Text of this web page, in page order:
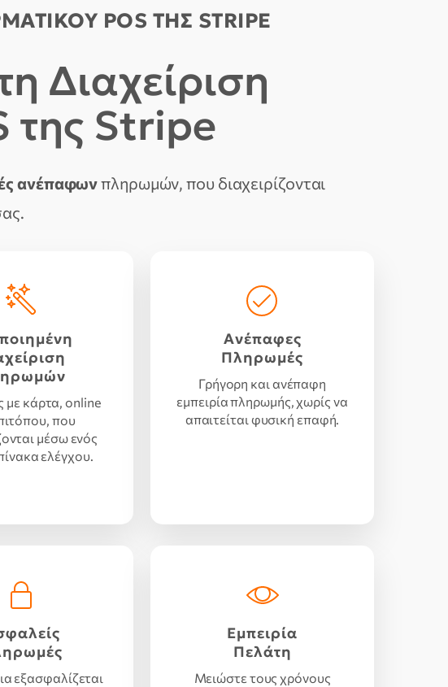
POS ΤΗΣ STRIPE
Διαχείριση
της Stripe
ανέπαφωνπληρωμών, που διαχειρίζονται
με κάρτα, online
που
μέσω ενός
ελέγχου.
Ανέπαφες
Πληρωμές
Γρήγορη και ανέπαφη
εμπειρία πληρωμής, χωρίς να
απαιτείται φυσική επαφή.
εξασφαλίζεται
Εμπειρία
Πελάτη
Μειώστε τους χρόνους